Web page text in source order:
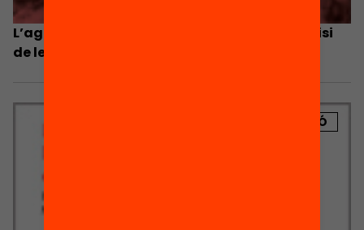
L’agenda de la política educativa: una anàlisi
de les opcions de govern
PUBLICACIÓ